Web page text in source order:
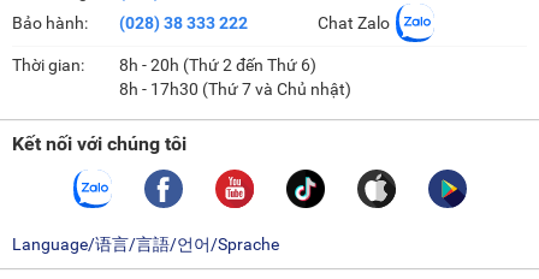
Bảo hành:
(028) 38 333 222
Chat Zalo
Thời gian:
8h - 20h (Thứ 2 đến Thứ 6)
8h - 17h30 (Thứ 7 và Chủ nhật)
Kết nối với chúng tôi
Language/语言/言語/언어/Sprache